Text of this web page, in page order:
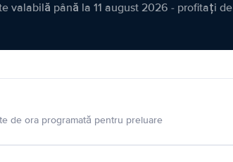
valabilă până la 11 august 2026 - profitați de
de ora programată pentru preluare